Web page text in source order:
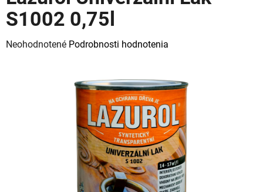
S1002 0,75l
Priemerné
Neohodnotené Podrobnosti hodnotenia